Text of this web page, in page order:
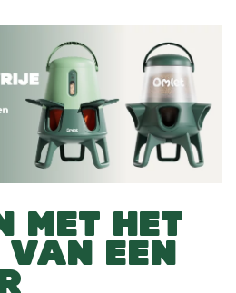
MET HET
VAN EEN